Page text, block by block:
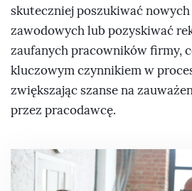
skuteczniej poszukiwać
zawodowych lub pozyskiwać
zaufanych pracowników firmy,
kluczowym czynnikiem w
zwiększając szanse na
przez pracodawcę.